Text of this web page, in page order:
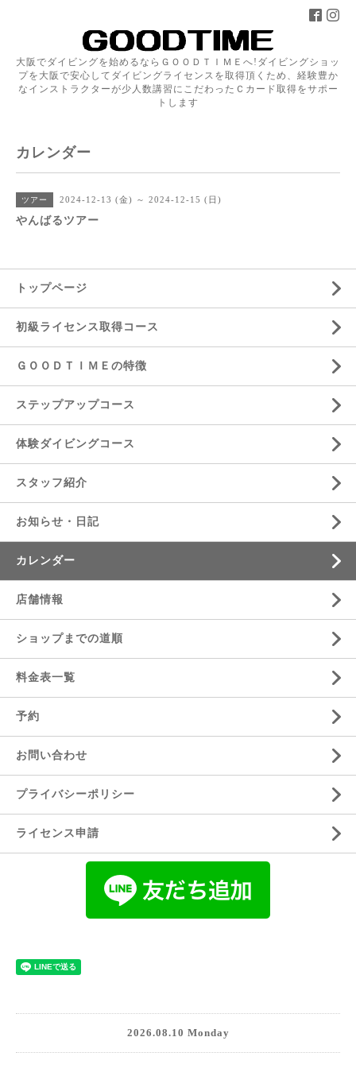
大阪でダイビングを始めるならＧＯＯＤＴＩＭＥへ!ダイビングショッ
プを大阪で安心してダイビングライセンスを取得頂くため、経験豊か
なインストラクターが少人数講習にこだわったＣカード取得をサポー
トします
カレンダー
ツアー 2024-12-13 (金) ～ 2024-12-15 (日)
やんばるツアー
トップページ
初級ライセンス取得コース
ＧＯＯＤＴＩＭＥの特徴
ステップアップコース
体験ダイビングコース
スタッフ紹介
お知らせ・日記
カレンダー
店舗情報
ショップまでの道順
料金表一覧
予約
お問い合わせ
プライバシーポリシー
ライセンス申請
2026.08.10 Monday